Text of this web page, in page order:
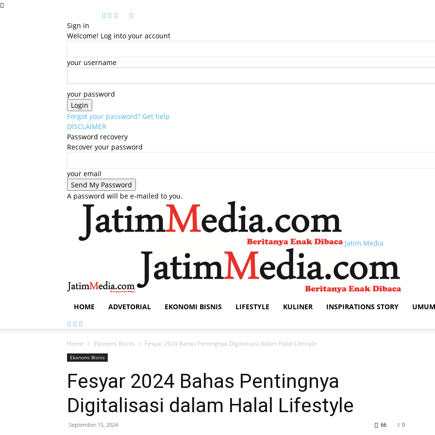
Sign in
Welcome! Log into your account
your username
your password
Forgot your password? Get help
DISCLAIMER
Password recovery
Recover your password
your email
A password will be e-mailed to you.
Jatim Media
HOME ADVETORIAL EKONOMI BISNIS LIFESTYLE KULINER INSPIRATIONS STORY UMUM
Home Ekonomi Bisnis Fesyar 2024 Bahas Pentingnya Digitalisasi dalam Halal Lifestyle
Ekonomi Bisnis
Fesyar 2024 Bahas Pentingnya
Digitalisasi dalam Halal Lifestyle
September 15, 2024 0
66